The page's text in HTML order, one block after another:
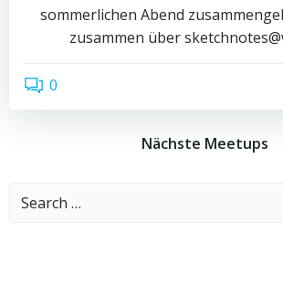
sommerlichen Abend
zusammen über
0
Nächste Meetups
Search